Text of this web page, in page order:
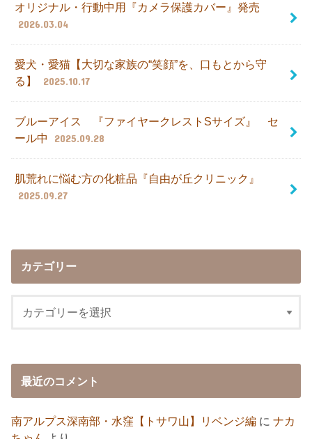
オリジナル・行動中用『カメラ保護カバー』発売
2026.03.04
愛犬・愛猫【大切な家族の“笑顔”を、口もとから守
る】
2025.10.17
ブルーアイス 『ファイヤークレストSサイズ』 セ
ール中
2025.09.28
肌荒れに悩む方の化粧品『自由が丘クリニック』
2025.09.27
カテゴリー
最近のコメント
南アルプス深南部・水窪【トサワ山】リベンジ編 にナカ